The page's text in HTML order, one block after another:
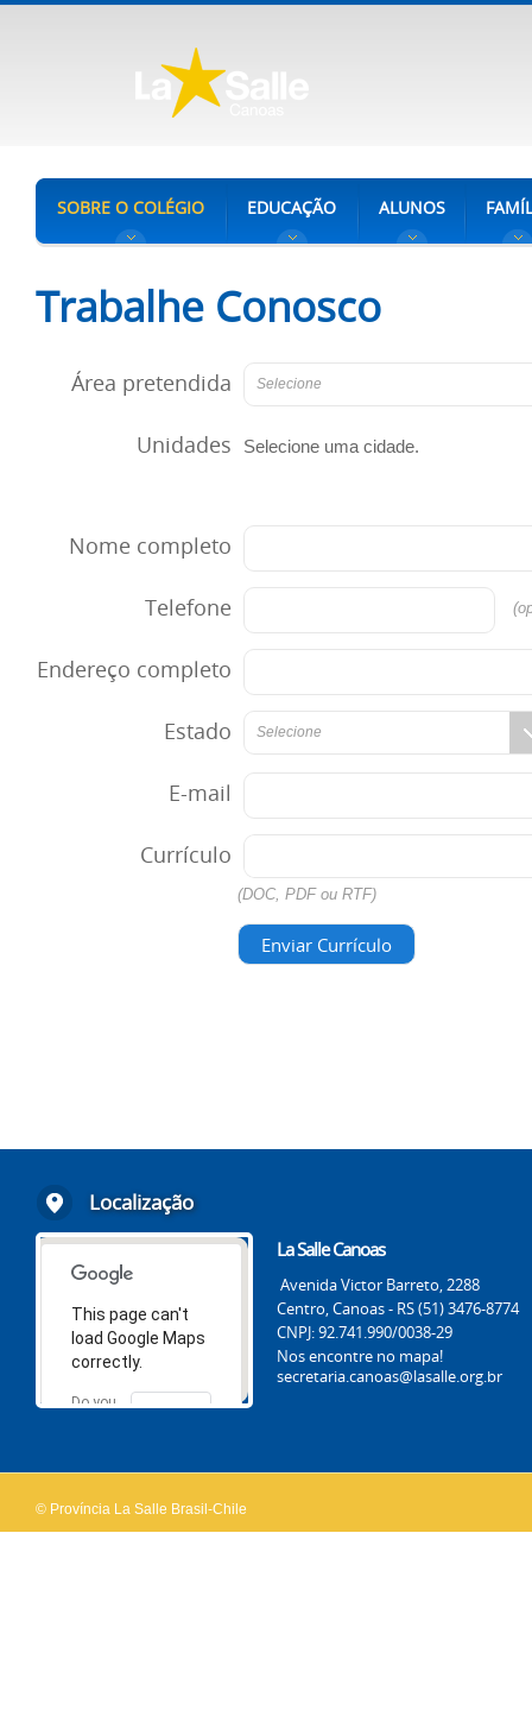
SOBRE O COLÉGIO EDUCAÇÃO ALUNOS
Trabalhe Conosco
Área pretendida Selecione
Unidades Selecione uma cidade.
Nome completo
Telefone
Endereço completo
Estado Selecione
E-mail
Currículo
(DOC, PDF ou RTF)
Localização
This page can't
load Google Maps
correctly.
Do you
OK
La Salle Canoas
Avenida Victor Barreto, 2288
Centro, Canoas - RS (51) 3476-8774
CNPJ: 92.741.990/0038-29
Nos encontre no mapa!
secretaria.canoas@lasalle.org.br
© Província La Salle Brasil-Chile